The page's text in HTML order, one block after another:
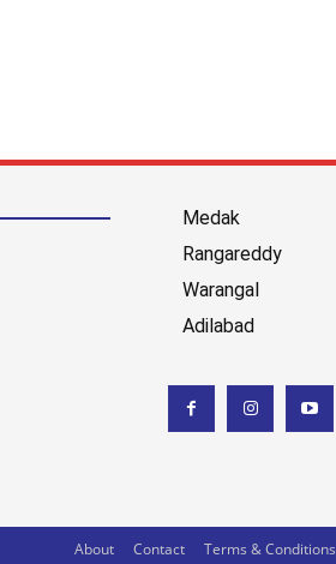
Medak
Rangareddy
Warangal
Adilabad
About Contact Terms & Conditions